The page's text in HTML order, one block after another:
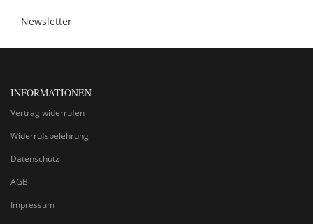
Newsletter
INFORMATIONEN
Vertrag widerrufen
Widerrufsbelehrung
Datenschutz
AGB
Impressum